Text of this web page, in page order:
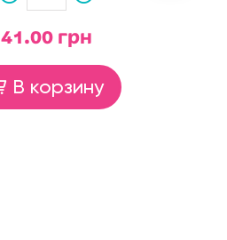
41.00 грн
В корзину